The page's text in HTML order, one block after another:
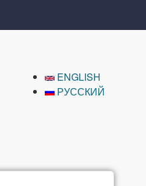
ENGLISH
РУССКИЙ